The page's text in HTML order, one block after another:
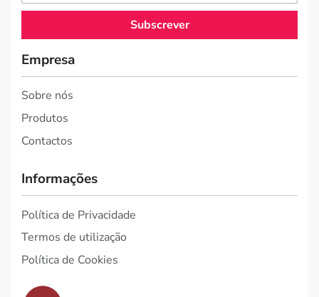
Subscrever
Empresa
Sobre nós
Produtos
Contactos
Informações
Política de Privacidade
Termos de utilização
Política de Cookies